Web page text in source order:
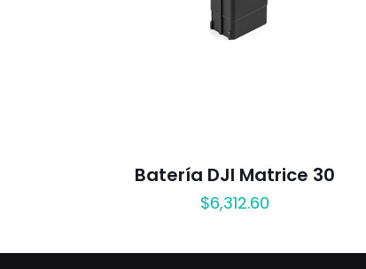
Batería DJI Matrice 30
$6,312.60